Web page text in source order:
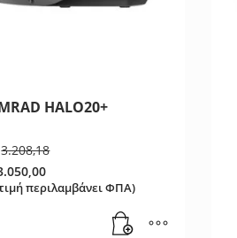
HALO20+
3.208,18
was:
€3.208,18.
περιλαμβάνει ΦΠΑ)